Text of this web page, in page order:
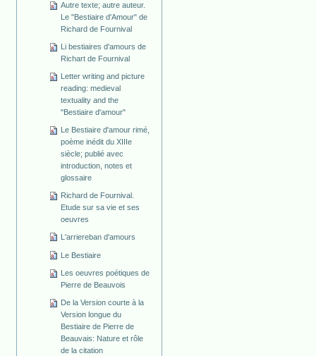
Autre texte; autre auteur.
Le "Bestiaire d'Amour" de
Richard de Fournival
Li bestiaires d'amours de
Richart de Fournival
Letter writing and picture
reading: medieval
textuality and the
"Bestiaire d'amour"
Le Bestiaire d'amour rimé,
poème inédit du XIIIe
siècle; publié avec
introduction, notes et
glossaire
Richard de Fournival.
Etude sur sa vie et ses
oeuvres
L'arriereban d'amours
Le Bestiaire
Les oeuvres poétiques de
Pierre de Beauvois
De la Version courte à la
Version longue du
Bestiaire de Pierre de
Beauvais: Nature et rôle
de la citation